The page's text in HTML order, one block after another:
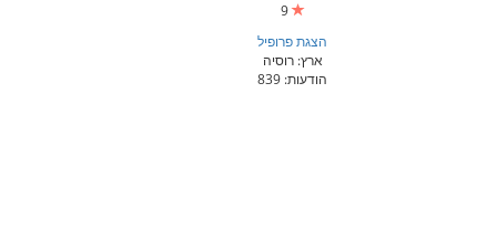
9
הצגת פרופיל
ארץ: רוסיה
הודעות: 839